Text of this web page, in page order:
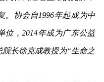
。协会自1996年起成为中
位，2014年成为广东公益
院长徐克成教授为“生命之